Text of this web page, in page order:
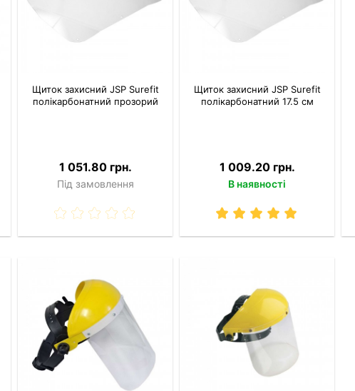
Щиток захисний JSP Surefit
полікарбонатний прозорий
1 051.80 грн.
Під замовлення
Щиток захисний JSP Surefit
полікарбонатний 17.5 см
1 009.20 грн.
В наявності